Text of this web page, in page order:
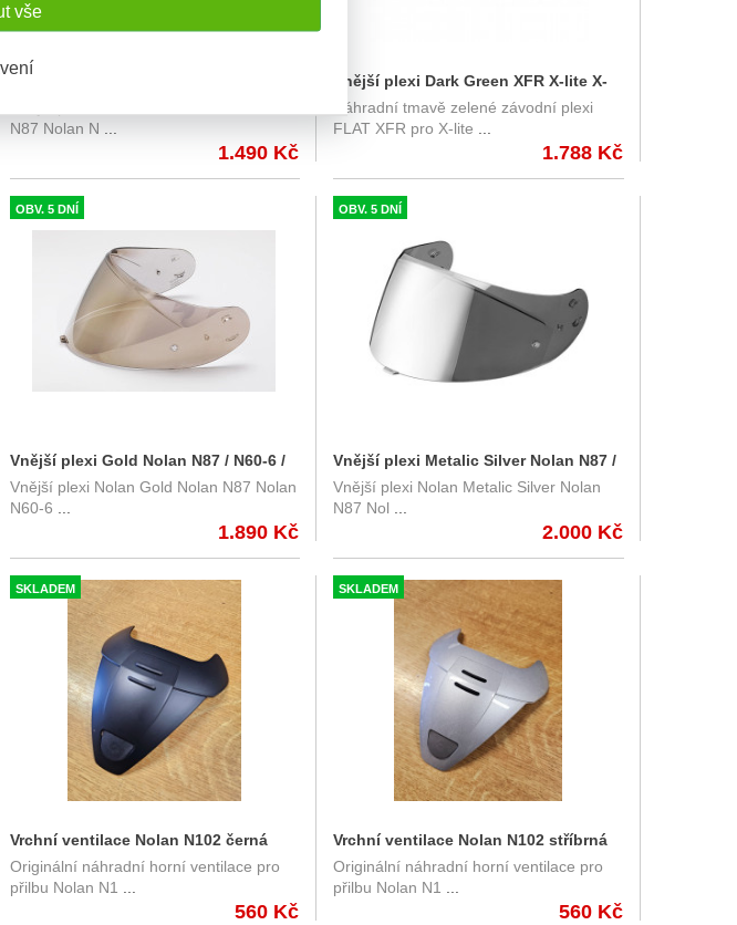
vše
N60-6 / N80-8
N87 Nolan N ...
1.490 Kč
Vnější plexi Dark Green XFR X-lite X-
803, X-802, X-702, X-661, X-603
Náhradní tmavě zelené závodní plexi
FLAT XFR pro X-lite ...
1.788 Kč
OBV. 5 DNÍ
Vnější plexi Gold Nolan N87 / N60-6 /
N80-8
Vnější plexi Nolan Gold Nolan N87 Nolan
N60-6 ...
1.890 Kč
OBV. 5 DNÍ
Vnější plexi Metalic Silver Nolan N87 /
N60-6 / N80-8
Vnější plexi Nolan Metalic Silver Nolan
N87 Nol ...
2.000 Kč
SKLADEM
Vrchní ventilace Nolan N102 černá
matná
Originální náhradní horní ventilace pro
přilbu Nolan N1 ...
560 Kč
SKLADEM
Vrchní ventilace Nolan N102 stříbrná
lesklá
Originální náhradní horní ventilace pro
přilbu Nolan N1 ...
560 Kč